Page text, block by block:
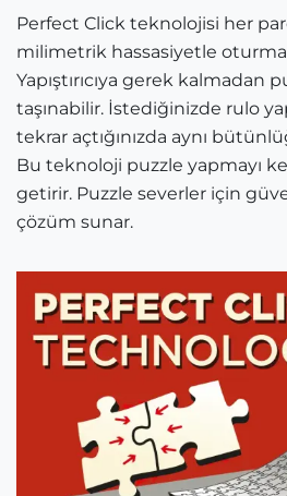
Perfect Click teknolojisi her
milimetrik hassasiyetle
Yapıştırıcıya gerek kalmadan
taşınabilir. İstediğinizde rulo
tekrar açtığınızda aynı
Bu teknoloji puzzle yapmayı
getirir. Puzzle severler için
çözüm sunar.